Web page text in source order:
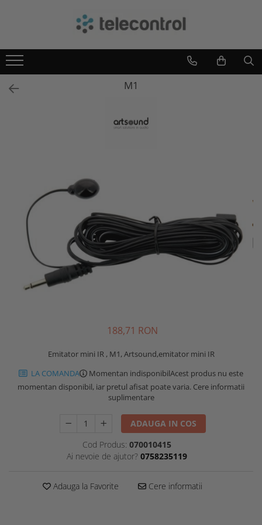
Teleco Automation
Teletask
Artsound
M1
188,71 RON
Emitator mini IR , M1, Artsound,emitator mini IR
LA COMANDA
Momentan indisponibilAcest produs nu este
momentan disponibil, iar pretul afisat poate varia. Cere informatii
suplimentare
ADAUGA IN COS
Cod Produs: 070010415
Ai nevoie de ajutor? 0758235119
Adauga la Favorite Cere informatii